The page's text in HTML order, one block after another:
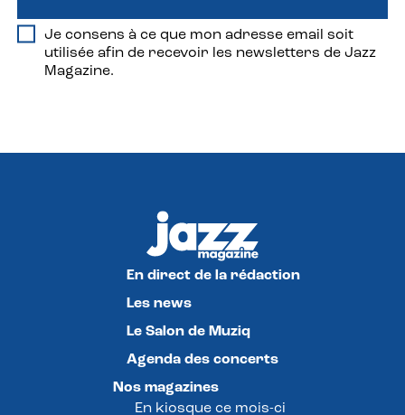
Je consens à ce que mon adresse email soit
utilisée afin de recevoir les newsletters de Jazz
Magazine.
En direct de la rédaction
Les news
Le Salon de Muziq
Agenda des concerts
Nos magazines
En kiosque ce mois-ci